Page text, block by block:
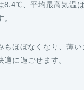
8.4℃、平均最高気温
もほぼなくなり、薄
適に過ごせます。